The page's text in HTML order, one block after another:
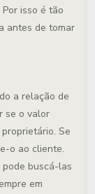
isso é tão
antes de tomar
a relação de
se o valor
Se
o ao cliente.
buscá-las
em